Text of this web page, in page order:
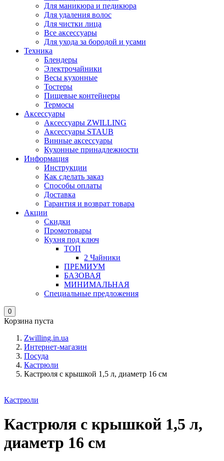
Для маникюра и педикюра
Для удаления волос
Для чистки лица
Все аксессуары
Для ухода за бородой и усами
Техника
Блендеры
Электрочайники
Весы кухонные
Тостеры
Пищевые контейнеры
Термосы
Аксессуары
Аксессуары ZWILLING
Аксессуары STAUB
Винные аксессуары
Кухонные принадлежности
Информация
Инструкции
Как сделать заказ
Способы оплаты
Доставка
Гарантия и возврат товара
Акции
Скидки
Промотовары
Кухня под ключ
ТОП
2 Чайники
ПРЕМИУМ
БАЗОВАЯ
МИНИМАЛЬНАЯ
Специальные предложения
0
Корзина пуста
Zwilling.in.ua
Интернет-магазин
Посуда
Кастрюли
Кастрюля с крышкой 1,5 л, диаметр 16 см
Кастрюли
Кастрюля с крышкой 1,5 л,
диаметр 16 см